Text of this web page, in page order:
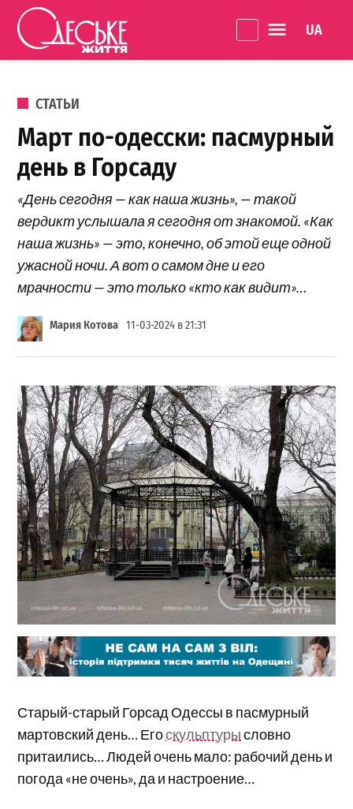
Перейти к содержанию
життя
ОПУБЛИКОВАНО В
СТАТЬИ
Март по-одесски: пасмурный
день в Горсаду
«День сегодня — как наша жизнь», — такой
вердикт услышала я сегодня от знакомой. «Как
наша жизнь» — это, конечно, об этой еще одной
ужасной ночи. А вот о самом дне и его
мрачности — это только «кто как видит»…
Мария Котова 11-03-2024 в 21:31
Старый-старый Горсад Одессы в пасмурный
мартовский день… Егоскульптурысловно
притаились… Людей очень мало: рабочий день и
погода «не очень», да и настроение…